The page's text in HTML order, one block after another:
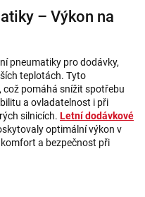
– Výkon na
pneumatiky pro dodávky,
teplotách. Tyto
což pomáhá snížit spotřebu
a ovladatelnost i při
silnicích. Letní dodávkové
optimální výkon v
a bezpečnost při